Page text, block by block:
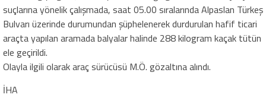
suçlarına yönelik çalışmada, saat 05.00 sıralarında Alpaslan Türkeş
Bulvarı üzerinde durumundan şüphelenerek durdurulan hafif ticari
araçta yapılan aramada balyalar halinde 288 kilogram kaçak tütün
ele geçirildi.
Olayla ilgili olarak araç sürücüsü M.Ö. gözaltına alındı.
İHA